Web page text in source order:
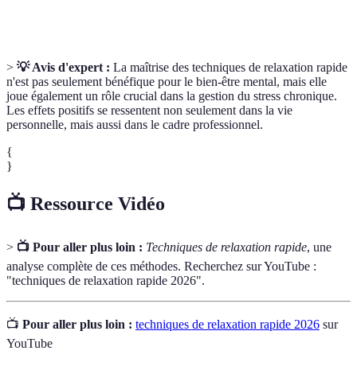
> 💡 Avis d'expert : La maîtrise des techniques de relaxation rapide
n'est pas seulement bénéfique pour le bien-être mental, mais elle
joue également un rôle crucial dans la gestion du stress chronique.
Les effets positifs se ressentent non seulement dans la vie
personnelle, mais aussi dans le cadre professionnel.
{
}
📺 Ressource Vidéo
> 📺 Pour aller plus loin : Techniques de relaxation rapide, une
analyse complète de ces méthodes. Recherchez sur YouTube :
"techniques de relaxation rapide 2026".
📺 Pour aller plus loin : techniques de relaxation rapide 2026 sur
YouTube